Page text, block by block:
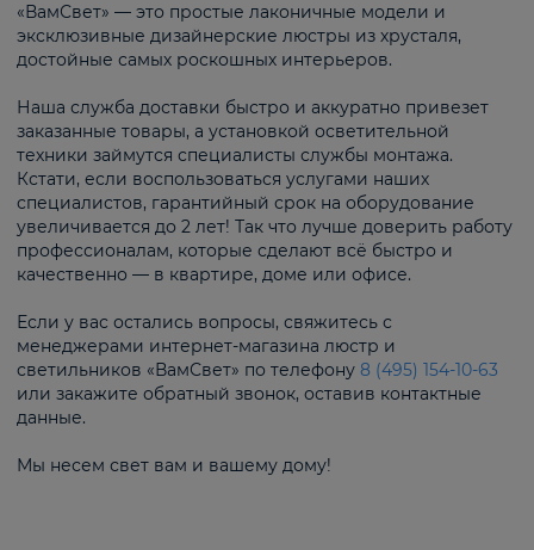
«ВамСвет» — это простые лаконичные модели и
эксклюзивные дизайнерские люстры из хрусталя,
достойные самых роскошных интерьеров.
Наша служба доставки быстро и аккуратно привезет
заказанные товары, а установкой осветительной
техники займутся специалисты службы монтажа.
Кстати, если воспользоваться услугами наших
специалистов, гарантийный срок на оборудование
увеличивается до 2 лет! Так что лучше доверить работу
профессионалам, которые сделают всё быстро и
качественно — в квартире, доме или офисе.
Если у вас остались вопросы, свяжитесь с
менеджерами интернет-магазина люстр и
светильников «ВамСвет» по телефону 8 (495) 154-10-63
или закажите обратный звонок, оставив контактные
данные.
Мы несем свет вам и вашему дому!